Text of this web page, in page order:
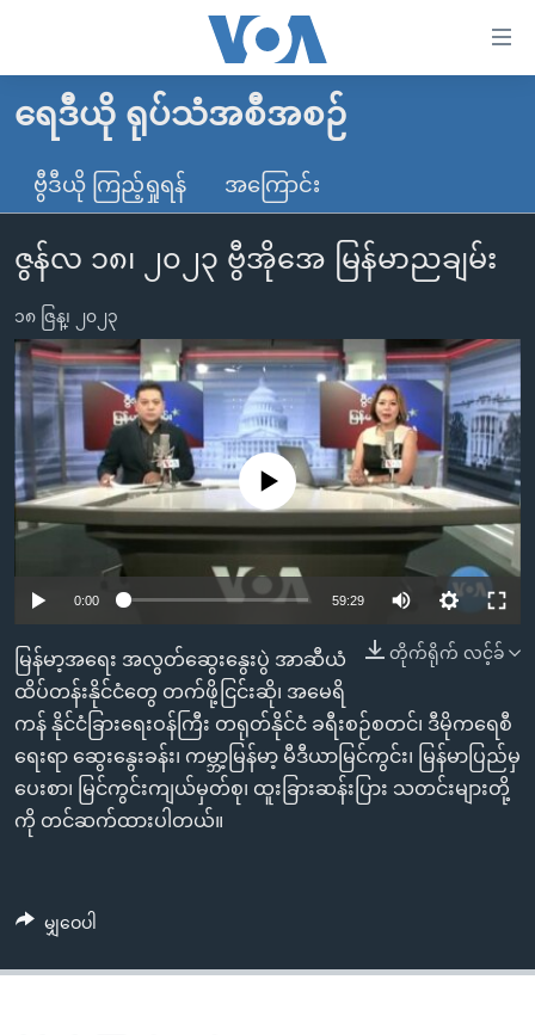
လွယ်ကူ
သည့်
Link
များ
ပင်မ
အကြောင်းအရာ
သို့
ကျော်
ကြည့်
ရန်
ပင်မ
အ
ညွန်း
စာမျက်နှာ
ကျော်
ကြည့်
ရန်
ရှာဖွေ
ရန်
နေရာ
ရန်
မူလစာမျက်နှာ
မြန်မာ
ကမ္ဘာ့သတင်းများ
နိုင်ငံတကာ
တရုတ်
အစ္စရေး-ပါလက်စတိုင်း
ဗွီဒီယို
ရပ်ဝန်းတခု လမ်းတခု အလွန်
အင်္ဂလိပ်စာလေ့လာမယ်
အမေရိကန်သုံးအီဒီယံ
မကြေးမုံရဲ့ အင်္ဂလိပ်စာ
ရုပ်ရှင်ထဲက အင်္ဂလိပ်စာ
သုတပဒေသာ အင်္ဂလိပ်စာ
အပတ်စဉ်ကဏ္ဍများ
ရေဒီယို
တီဗွီ
ရေဒီယိုနှင့်ရုပ်သံ အချက်အလက်များ
ရေဒီယို/တီဗွီအစီအစဉ်
Learning English
ဘာသာစကားများ
ရေဒီယို ရုပ်သံအစီအစဉ်
ဗွီဒီယို ကြည့်ရှုရန် အကြောင်း
ဇွန်လ ၁၈၊ ၂၀၂၃ ဗွီအိုအေ မြန်မာညချမ်း
၁၈ ဇြန္၊ ၂၀၂၃
No media source currently available
0:00 59:29
တိုက်ရိုက် လင့်ခ်
မြန်မာ့အရေး အလွတ်ဆွေးနွေးပွဲ အာဆီယံ
ထိပ်တန်းနိုင်ငံတွေ တက်ဖို့ငြင်းဆို၊ အမေရိ
ကန် နိုင်ငံခြားရေးဝန်ကြီး တရုတ်နိုင်ငံ ခရီးစဉ်စတင်၊ ဒီမိုကရေစီ
ရေးရာ ဆွေးနွေးခန်း၊ ကမ္ဘာ့မြန်မာ့ မီဒီယာမြင်ကွင်း၊ မြန်မာပြည်မှ
ပေးစာ၊ မြင်ကွင်းကျယ်မှတ်စု၊ ထူးခြားဆန်းပြား သတင်းများတို့
ကို တင်ဆက်ထားပါတယ်။
မျှဝေပါ